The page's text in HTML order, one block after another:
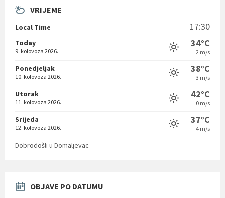
VRIJEME
Local Time 17:30
Today
9. kolovoza 2026.
34°C
2 m/s
Ponedjeljak
10. kolovoza 2026.
38°C
3 m/s
Utorak
11. kolovoza 2026.
42°C
0 m/s
Srijeda
12. kolovoza 2026.
37°C
4 m/s
Dobrodošli u Domaljevac
OBJAVE PO DATUMU